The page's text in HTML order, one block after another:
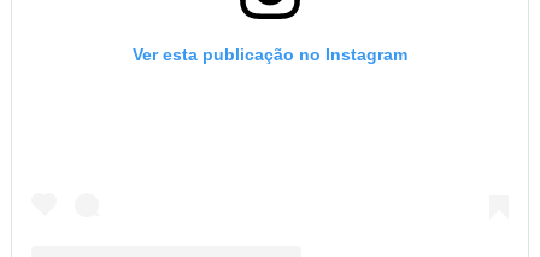
Ver esta publicação no Instagram